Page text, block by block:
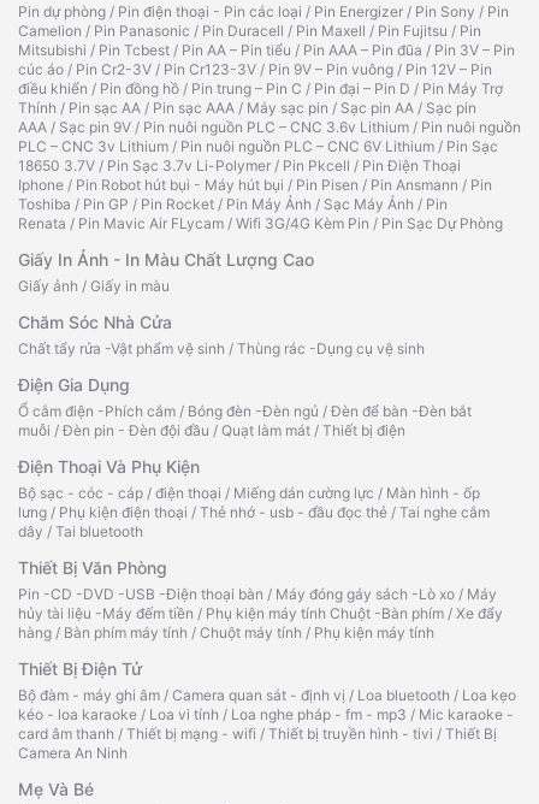
Pin dự phòng / Pin điện thoại - Pin các loại / Pin Energizer / Pin Sony / Pin
Camelion / Pin Panasonic / Pin Duracell / Pin Maxell / Pin Fujitsu / Pin
Mitsubishi / Pin Tcbest / Pin AA – Pin tiểu / Pin AAA – Pin đũa / Pin 3V – Pin
cúc áo / Pin Cr2-3V / Pin Cr123-3V / Pin 9V – Pin vuông / Pin 12V – Pin
điều khiển / Pin đồng hồ / Pin trung – Pin C / Pin đại – Pin D / Pin Máy Trợ
Thính / Pin sạc AA / Pin sạc AAA / Máy sạc pin / Sạc pin AA / Sạc pin
AAA / Sạc pin 9V / Pin nuôi nguồn PLC – CNC 3.6v Lithium / Pin nuôi nguồn
PLC – CNC 3v Lithium / Pin nuôi nguồn PLC – CNC 6V Lithium / Pin Sạc
18650 3.7V / Pin Sạc 3.7v Li-Polymer / Pin Pkcell / Pin Điện Thoại
Iphone / Pin Robot hút bụi - Máy hút bụi / Pin Pisen / Pin Ansmann / Pin
Toshiba / Pin GP / Pin Rocket / Pin Máy Ảnh / Sạc Máy Ảnh / Pin
Renata / Pin Mavic Air FLycam / Wifi 3G/4G Kèm Pin / Pin Sạc Dự Phòng
Giấy In Ảnh - In Màu Chất Lượng Cao
Giấy ảnh / Giấy in màu
Chăm Sóc Nhà Cửa
Chất tẩy rửa -Vật phẩm vệ sinh / Thùng rác -Dụng cụ vệ sinh
Điện Gia Dụng
Ổ cắm điện -Phích cắm / Bóng đèn -Đèn ngủ /Đèn để bàn -Đèn bắt
muỗi /Đèn pin - Đèn đội đầu / Quạt làm mát / Thiết bị điện
Điện Thoại Và Phụ Kiện
Bộ sạc - cóc - cáp / điện thoại / Miếng dán cường lực / Màn hình - ốp
lưng / Phụ kiện điện thoại / Thẻ nhớ - usb - đầu đọc thẻ / Tai nghe cắm
dây / Tai bluetooth
Thiết Bị Văn Phòng
Pin -CD -DVD -USB -Điện thoại bàn / Máy đóng gáy sách -Lò xo / Máy
hủy tài liệu -Máy đếm tiền / Phụ kiện máy tính Chuột -Bàn phím / Xe đẩy
hàng / Bàn phím máy tính / Chuột máy tính / Phụ kiện máy tính
Thiết Bị Điện Tử
Bộ đàm - máy ghi âm / Camera quan sát - định vị / Loa bluetooth / Loa kẹo
kéo - loa karaoke / Loa vi tính / Loa nghe pháp - fm - mp3 / Mic karaoke -
card âm thanh / Thiết bị mạng - wifi / Thiết bị truyền hình - tivi / Thiết Bị
Camera An Ninh
Mẹ Và Bé